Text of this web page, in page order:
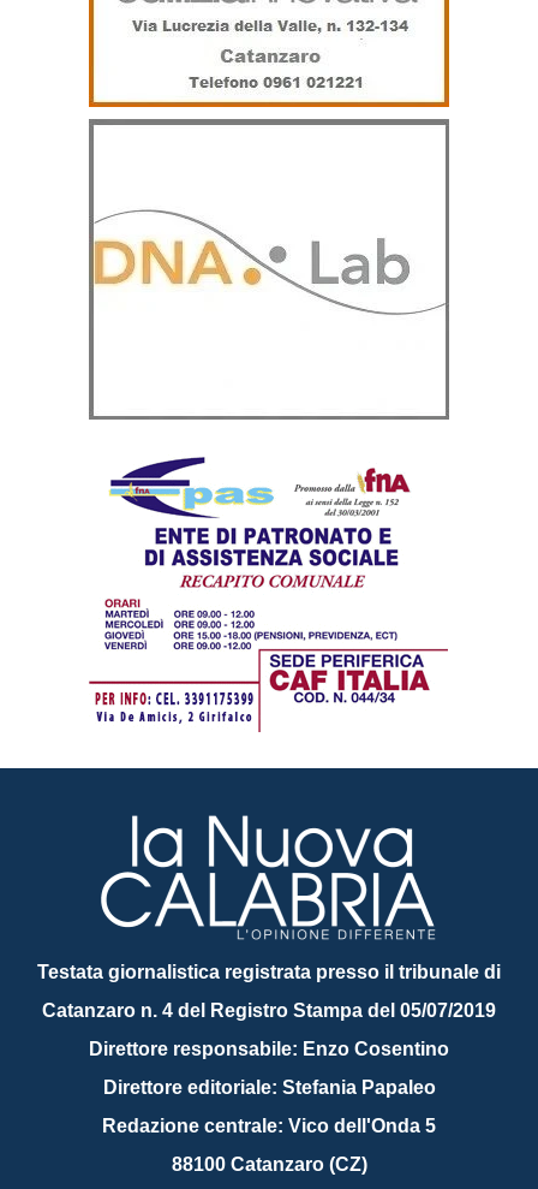
Testata giornalistica registrata presso il tribunale di
Catanzaro n. 4 del Registro Stampa del 05/07/2019
Direttore responsabile: Enzo Cosentino
Direttore editoriale: Stefania Papaleo
Redazione centrale: Vico dell'Onda 5
88100 Catanzaro (CZ)